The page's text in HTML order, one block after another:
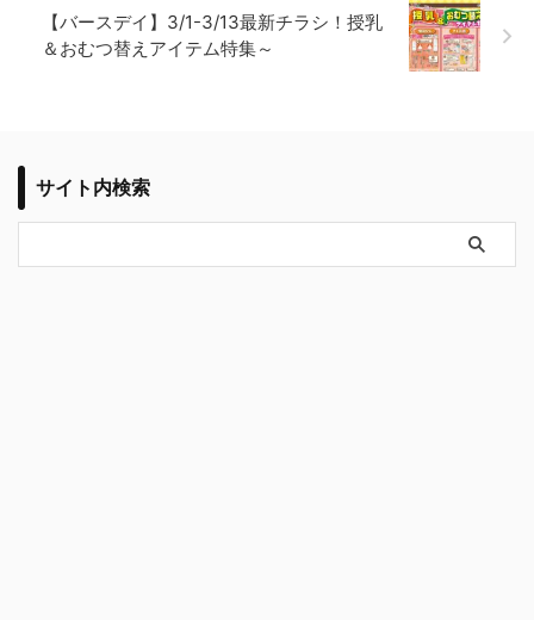
【バースデイ】3/1-3/13最新チラシ！授乳
＆おむつ替えアイテム特集～
サイト内検索